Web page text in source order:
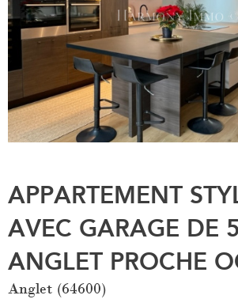
APPARTEMENT
AVEC GARAGE DE
ANGLET PROCHE
Anglet (64600)